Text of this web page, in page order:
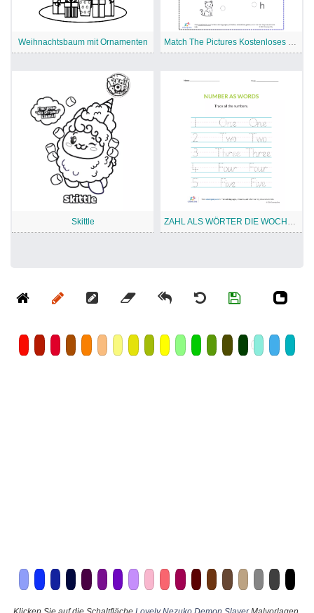
Weihnachtsbaum mit Ornamenten Match The Pictures Kostenloses druckbares Arbeitsblatt
Skittle ZAHL ALS WÖRTER DIE WOCHE Kostenloses druckbares Arbeitsblatt